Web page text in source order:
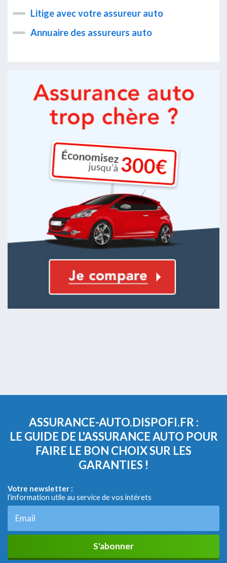
Litige avec votre assureur auto
Annuaire des assureurs auto
ASSURANCE-AUTO.DISPOFI.FR :
LE GUIDE DE L'ASSURANCE AUTO POUR
FAIRE LE BON CHOIX SUR LES
GARANTIES !
Votre newsletter :
l’information utile au service de vos intérets
S'abonner